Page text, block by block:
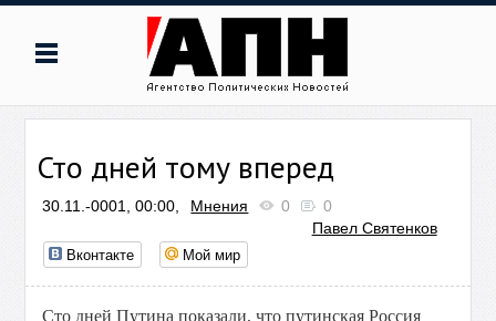
Сто дней тому вперед
30.11.-0001, 00:00, Мнения 0
0
Павел Святенков
Вконтакте Мой мир
Сто дней Путина показали, что путинская Россия